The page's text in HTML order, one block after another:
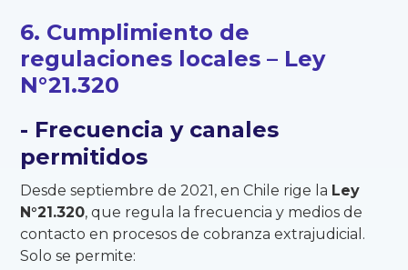
6. Cumplimiento de
regulaciones locales – Ley
N°21.320
- Frecuencia y canales
permitidos
Desde septiembre de 2021, en Chile rige la Ley
N°21.320, que regula la frecuencia y medios de
contacto en procesos de cobranza extrajudicial.
Solo se permite: